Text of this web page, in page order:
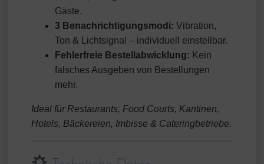
Gäste.
3 Benachrichtigungsmodi: Vibration,
Ton & Lichtsignal – individuell einstellbar.
Fehlerfreie Bestellabwicklung: Kein
falsches Ausgeben von Bestellungen
mehr.
Ideal für Restaurants, Food Courts, Kantinen,
Hotels, Bäckereien, Imbisse & Cateringbetriebe.